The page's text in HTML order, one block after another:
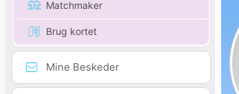
Matchmaker
Brug kortet
Mine Beskeder